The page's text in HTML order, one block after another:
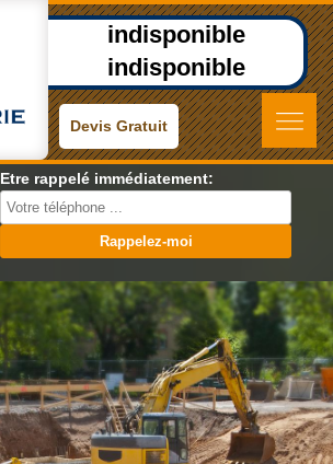
indisponible
indisponible
Devis Gratuit
Etre rappelé immédiatement: